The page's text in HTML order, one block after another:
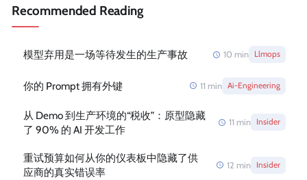
Recommended Reading
模型弃用是一场等待发生的生产事故 10 min Llmops
你的 Prompt 拥有外键 11 min Ai-Engineering
从 Demo 到生产环境的“税收”：原型隐藏
了 90% 的 AI 开发工作
11 min Insider
重试预算如何从你的仪表板中隐藏了供
应商的真实错误率
12 min Insider